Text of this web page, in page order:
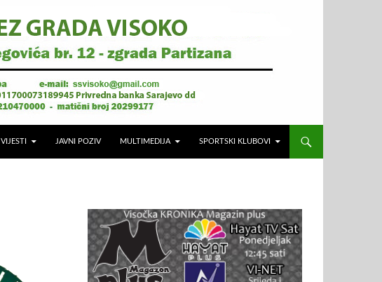
VIJESTI JAVNI POZIV MULTIMEDIJA SPORTSKI KLUBOVI